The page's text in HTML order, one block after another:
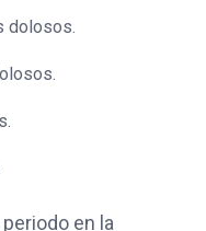
dolosos.
en la